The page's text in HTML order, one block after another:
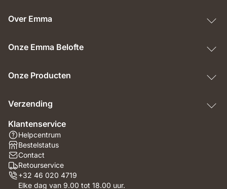
Over Emma
Onze Emma Belofte
Onze Producten
Verzending
Klantenservice
Helpcentrum
Bestelstatus
Contact
Retourservice
+32 46 020 4719
Elke dag van 9.00 tot 18.00 uur.